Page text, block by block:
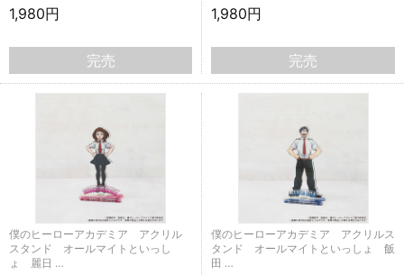
1,980円
完売
1,980円
完売
僕のヒーローアカデミア アクリル
スタンド オールマイトといっし
ょ 麗日 …
僕のヒーローアカデミア アクリルス
タンド オールマイトといっしょ 飯
田 …